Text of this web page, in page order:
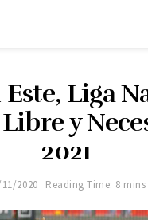
Liga
y
2021
2020 Reading Time: 8 mins